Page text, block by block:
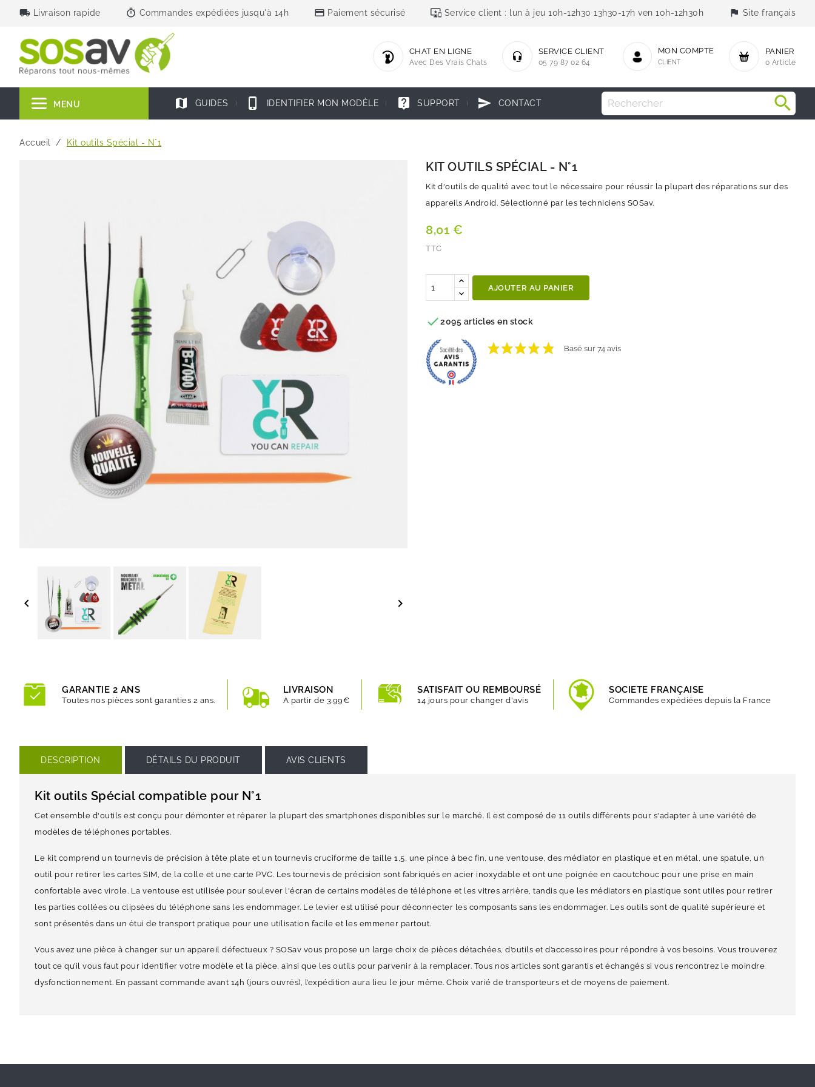
local_shipping Livraison rapide timer Commandes expédiées jusqu'à 14h credit_card Paiement sécurisé important_devices Service client : lun à jeu 10h-12h30 13h30-17h ven 10h-12h30h flag Site français
PANIER
0 Article
MON COMPTE
CLIENT
SERVICE CLIENT
05 79 87 02 64
CHAT EN LIGNE
Avec Des Vrais Chats
MENU map GUIDES phone_iphone IDENTIFIER MON MODÈLE live_help SUPPORT send CONTACT
Accueil Kit outils Spécial - N°1
 
KIT OUTILS SPÉCIAL - N°1
Kit d'outils de qualité avec tout le nécessaire pour réussir la plupart des réparations sur des
appareils Android. Sélectionné par les techniciens SOSav.
8,01 €
TTC
AJOUTER AU PANIER
2095 articles en stock
Basé sur 74 avis
GARANTIE 2 ANS
Toutes nos pièces sont garanties 2 ans.
LIVRAISON
A partir de 3.99€
SATISFAIT OU REMBOURSÉ
14 jours pour changer d'avis
SOCIETE FRANÇAISE
Commandes expédiées depuis la France
DESCRIPTION DÉTAILS DU PRODUIT AVIS CLIENTS
Kit outils Spécial compatible pour N°1
Cet ensemble d'outils est conçu pour démonter et réparer la plupart des smartphones disponibles sur le marché. Il est composé de 11 outils différents pour s'adapter à une variété de
modèles de téléphones portables.
Le kit comprend un tournevis de précision à tête plate et un tournevis cruciforme de taille 1,5, une pince à bec fin, une ventouse, des médiator en plastique et en métal, une spatule, un
outil pour retirer les cartes SIM, de la colle et une carte PVC. Les tournevis de précision sont fabriqués en acier inoxydable et ont une poignée en caoutchouc pour une prise en main
confortable avec virole. La ventouse est utilisée pour soulever l'écran de certains modèles de téléphone et les vitres arrière, tandis que les médiators en plastique sont utiles pour retirer
les parties collées ou clipsées du téléphone sans les endommager. Le levier est utilisé pour déconnecter les composants sans les endommager. Les outils sont de qualité supérieure et
sont présentés dans un étui de transport pratique pour une utilisation facile et les emmener partout.
Vous avez une pièce à changer sur un appareil défectueux ? SOSav vous propose un large choix de pièces détachées, d’outils et d’accessoires pour répondre à vos besoins. Vous trouverez
tout ce qu’il vous faut pour identifier votre modèle et la pièce, ainsi que les outils pour parvenir à la remplacer. Tous nos articles sont garantis et échangés si vous rencontrez le moindre
dysfonctionnement. En passant commande avant 14h (jours ouvrés), l’expédition aura lieu le jour même. Choix varié de transporteurs et de moyens de paiement.